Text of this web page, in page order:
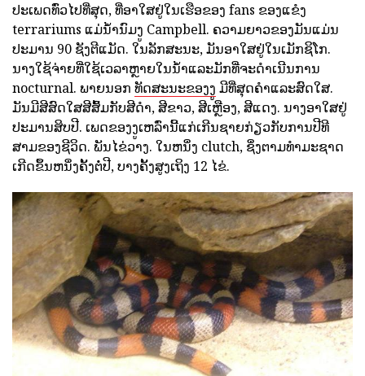
ປະເພດທົ່ວໄປທີ່ສຸດ, ທີ່ອາໃສຢູ່ໃນເຮືອຂອງ fans ຂອງແຂໍງ
terrariums ແມ່ນ້ໍານົມງູ Campbell. ຄວາມຍາວຂອງມັນແມ່ນ
ປະມານ 90 ຊັງຕີແມັດ. ໃນລັກສະນະ, ມັນອາໃສຢູ່ໃນເມັກຊິໂກ.
ນາງໃຊ້ຈ່າຍທີ່ໃຊ້ເວລາຫຼາຍໃນນ້ໍາແລະມັກທີ່ຈະດໍາເນີນການ
nocturnal. ພາຍນອກ ທັດສະນະຂອງງູ ມີທີ່ສຸດຄໍາແລະສົດໃສ.
ມັນມີສີສົດໃສສີສົ້ມກັບສີດໍາ, ສີຂາວ, ສີເຫຼືອງ, ສີແດງ. ນາງອາໃສຢູ່
ປະມານສິບປີ. ເພດຂອງງູເຫລົ່ານີ້ແກ່ເກີນຊາຍກ່ຽວກັບການປີທີ
ສາມຂອງຊີວິດ. ພັນໄຂ່ວາງ. ໃນຫນຶ່ງ clutch, ຊຶ່ງຕາມທໍາມະຊາດ
ເກີດຂຶ້ນຫນຶ່ງຄັ້ງຕໍ່ປີ, ບາງຄັ້ງສູງເຖິງ 12 ໄຂ່.